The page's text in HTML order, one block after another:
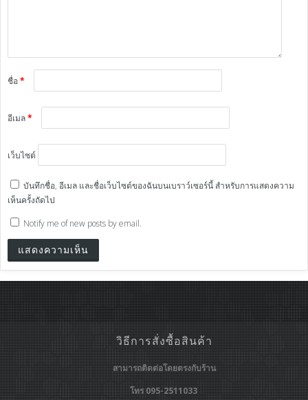
ชื่อ*
อีเมล*
เว็บไซต์
บันทึกชื่อ, อีเมล และชื่อเว็บไซต์ของฉันบนเบราว์เซอร์นี้ สำหรับการแสดงความ
เห็นครั้งถัดไป
Notify me of new posts by email.
วิธีการสั่งซื้อสินค้า
สามารถติดต่อโดยตรงกับร้าน
โทร 095-2511033